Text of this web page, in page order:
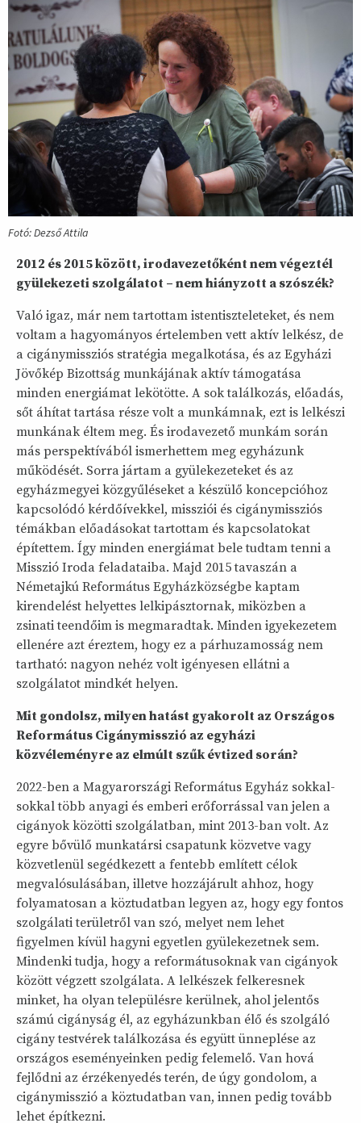
Fotó: Dezső Attila
2012 és 2015 között, irodavezetőként nem végeztél
gyülekezeti szolgálatot – nem hiányzott a szószék?
Való igaz, már nem tartottam istentiszteleteket, és nem
voltam a hagyományos értelemben vett aktív lelkész, de
a cigánymissziós stratégia megalkotása, és az Egyházi
Jövőkép Bizottság munkájának aktív támogatása
minden energiámat lekötötte. A sok találkozás, előadás,
sőt áhítat tartása része volt a munkámnak, ezt is lelkészi
munkának éltem meg. És irodavezető munkám során
más perspektívából ismerhettem meg egyházunk
működését. Sorra jártam a gyülekezeteket és az
egyházmegyei közgyűléseket a készülő koncepcióhoz
kapcsolódó kérdőívekkel, missziói és cigánymissziós
témákban előadásokat tartottam és kapcsolatokat
építettem. Így minden energiámat bele tudtam tenni a
Misszió Iroda feladataiba. Majd 2015 tavaszán a
Németajkú Református Egyházközségbe kaptam
kirendelést helyettes lelkipásztornak, miközben a
zsinati teendőim is megmaradtak. Minden igyekezetem
ellenére azt éreztem, hogy ez a párhuzamosság nem
tartható: nagyon nehéz volt igényesen ellátni a
szolgálatot mindkét helyen.
Mit gondolsz, milyen hatást gyakorolt az Országos
Református Cigánymisszió az egyházi
közvéleményre az elmúlt szűk évtized során?
2022-ben a Magyarországi Református Egyház sokkal-
sokkal több anyagi és emberi erőforrással van jelen a
cigányok közötti szolgálatban, mint 2013-ban volt. Az
egyre bővülő munkatársi csapatunk közvetve vagy
közvetlenül segédkezett a fentebb említett célok
megvalósulásában, illetve hozzájárult ahhoz, hogy
folyamatosan a köztudatban legyen az, hogy egy fontos
szolgálati területről van szó, melyet nem lehet
figyelmen kívül hagyni egyetlen gyülekezetnek sem.
Mindenki tudja, hogy a reformátusoknak van cigányok
között végzett szolgálata. A lelkészek felkeresnek
minket, ha olyan településre kerülnek, ahol jelentős
számú cigányság él, az egyházunkban élő és szolgáló
cigány testvérek találkozása és együtt ünneplése az
országos eseményeinken pedig felemelő. Van hová
fejlődni az érzékenyedés terén, de úgy gondolom, a
cigánymisszió a köztudatban van, innen pedig tovább
lehet építkezni.